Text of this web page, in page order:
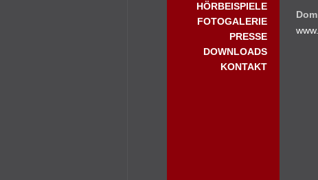
HÖRBEISPIELE
FOTOGALERIE
PRESSE
DOWNLOADS
KONTAKT